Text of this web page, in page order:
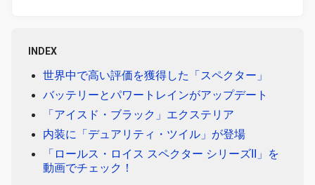
INDEX
世界中で高い評価を獲得した「スペクター」
バッテリーとパワートレインがアップデート
「アイスド・ブラック」エクステリア
内装に「デュアリティ・ツイル」が登場
「ロールス・ロイス スペクター シリーズII」を
動画でチェック！